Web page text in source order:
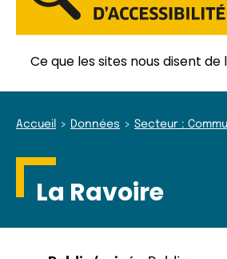
Ce que les sites nous disent
Accueil Données Secteur :
La Ravoire